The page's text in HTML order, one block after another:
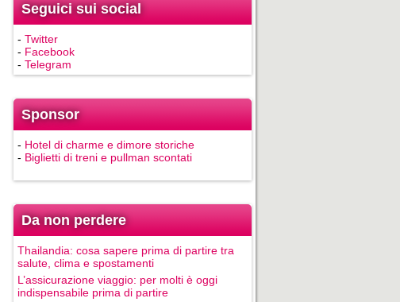
Seguici sui social
- Twitter
- Facebook
- Telegram
Sponsor
- Hotel di charme e dimore storiche
- Biglietti di treni e pullman scontati
Da non perdere
Thailandia: cosa sapere prima di partire tra
salute, clima e spostamenti
L’assicurazione viaggio: per molti è oggi
indispensabile prima di partire